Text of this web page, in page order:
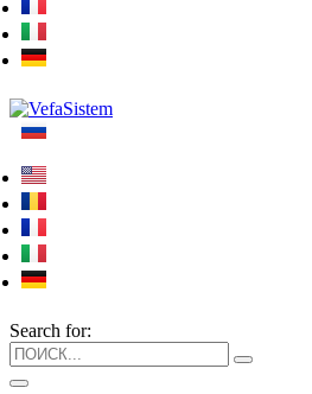
Search for: